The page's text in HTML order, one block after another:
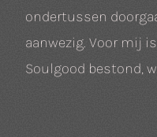
ondertussen
aanwezig. Voor mij
Soulgood bestond,